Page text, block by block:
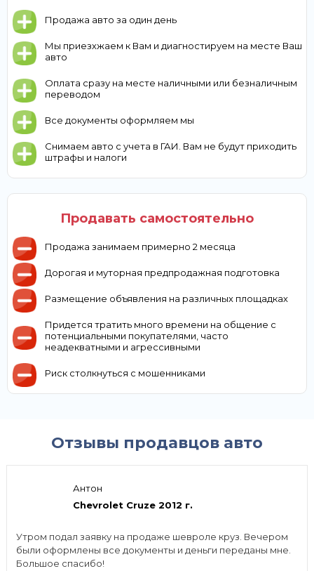
Продажа авто за один день
Мы приезхжаем к Вам и диагностируем на месте Ваш
авто
Оплата сразу на месте наличными или безналичным
переводом
Все документы оформляем мы
Снимаем авто с учета в ГАИ. Вам не будут приходить
штрафы и налоги
Продавать самостоятельно
Продажа занимаем примерно 2 месяца
Дорогая и муторная предпродажная подготовка
Размещение объявления на различных площадках
Придется тратить много времени на общение с
потенциальными покупателями, часто
неадекватными и агрессивными
Риск столкнуться с мошенниками
Отзывы продавцов авто
Антон
Chevrolet Cruze 2012 г.
Утром подал заявку на продаже шевроле круз. Вечером
были оформлены все документы и деньги переданы мне.
Большое спасибо!